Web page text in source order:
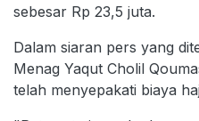
sebesar Rp 23,5 juta.
Dalam siaran pers yang
Menag Yaqut Cholil
telah menyepakati biaya